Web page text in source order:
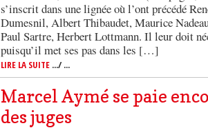
s’inscrit dans une lignée où l’ont précédé
Dumesnil, Albert Thibaudet, Maurice
Paul Sartre, Herbert Lottmann. Il leur doit
puisqu’il met ses pas dans les […]
LIRE LA SUITE .../ ...
Marcel Aymé se paie
des juges